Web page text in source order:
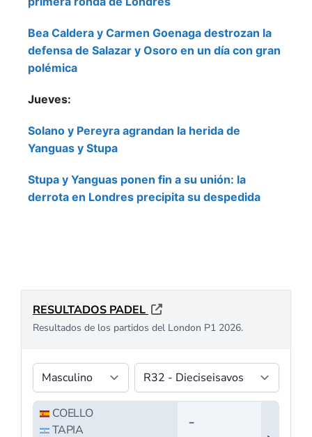
Bea Caldera y Carmen Goenaga destrozan la
defensa de Salazar y Osoro en un día con gran
polémica
Jueves:
Solano y Pereyra agrandan la herida de
Yanguas y Stupa
Stupa y Yanguas ponen fin a su unión: la
derrota en Londres precipita su despedida